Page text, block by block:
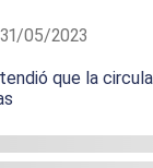
31/05/2023
que la